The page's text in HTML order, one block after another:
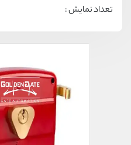
تعداد نمایش :